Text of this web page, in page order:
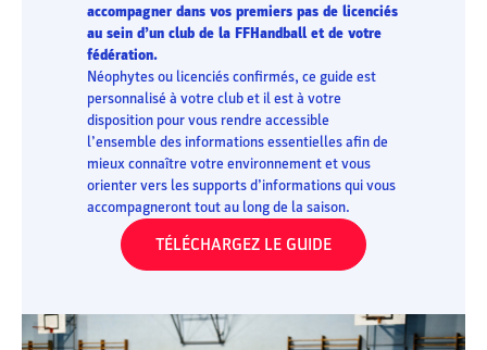
accompagner dans vos premiers pas de licenciés
au sein d’un club de la FFHandball et de votre
fédération.
Néophytes ou licenciés confirmés, ce guide est
personnalisé à votre club et il est à votre
disposition pour vous rendre accessible
l’ensemble des informations essentielles afin de
mieux connaître votre environnement et vous
orienter vers les supports d’informations qui vous
accompagneront tout au long de la saison.
TÉLÉCHARGEZ LE GUIDE